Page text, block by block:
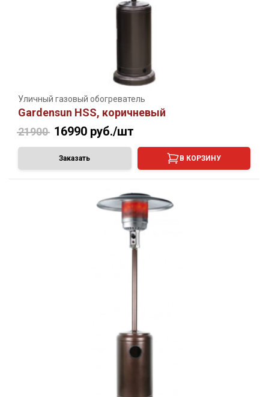
Уличный газовый обогреватель
Gardensun HSS, коричневый
21900 16990 руб./шт
Заказать В КОРЗИНУ